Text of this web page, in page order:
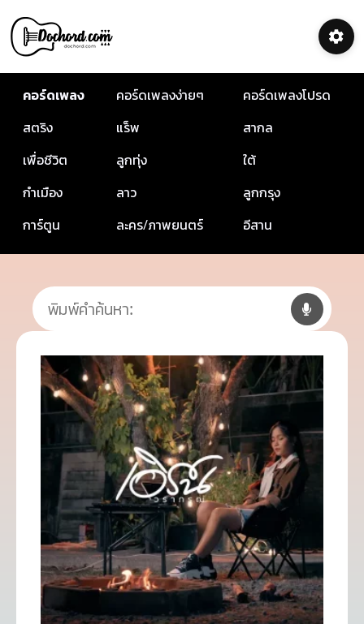
คอร์ดเพลง คอร์ดเพลงง่ายๆ
คอร์ดเพลงโปรด
สตริง
แร็พ
สากล
เพื่อชีวิต
ลูกทุ่ง
ใต้
กำเมือง
ลาว
ลูกกรุง
การ์ตูน
ละคร/ภาพยนตร์ อีสาน